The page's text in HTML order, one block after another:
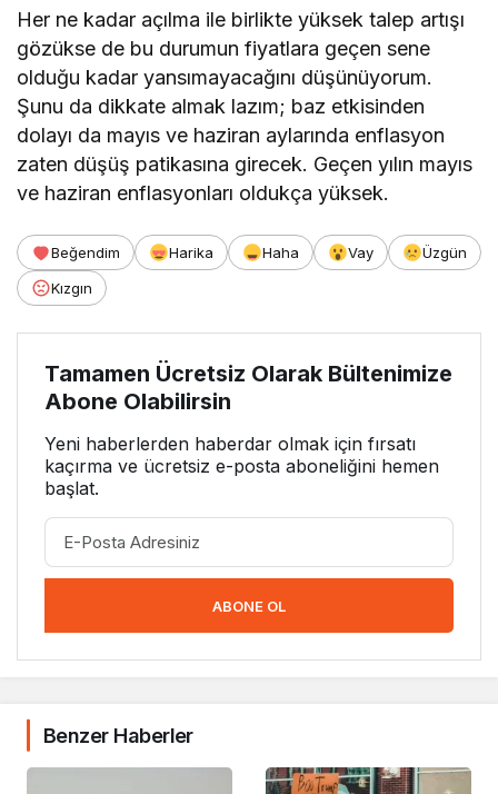
Her ne kadar açılma ile birlikte yüksek talep artışı
gözükse de bu durumun fiyatlara geçen sene
olduğu kadar yansımayacağını düşünüyorum.
Şunu da dikkate almak lazım; baz etkisinden
dolayı da mayıs ve haziran aylarında enflasyon
zaten düşüş patikasına girecek. Geçen yılın mayıs
ve haziran enflasyonları oldukça yüksek.
Beğendim Harika Haha Vay
Üzgün
Kızgın
Tamamen Ücretsiz Olarak Bültenimize
Abone Olabilirsin
Yeni haberlerden haberdar olmak için fırsatı
kaçırma ve ücretsiz e-posta aboneliğini hemen
başlat.
ABONE OL
Benzer Haberler